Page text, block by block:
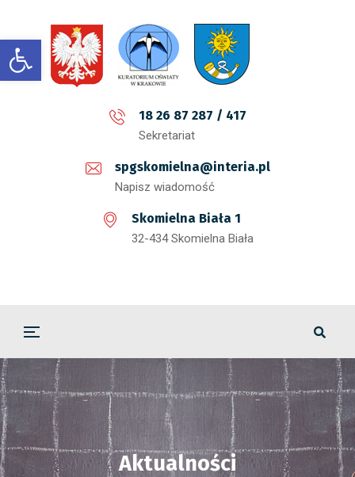
Open toolbar
18 26 87 287 / 417
Sekretariat
spgskomielna@interia.pl
Napisz wiadomość
Skomielna Biała 1
32-434 Skomielna Biała
Aktualności